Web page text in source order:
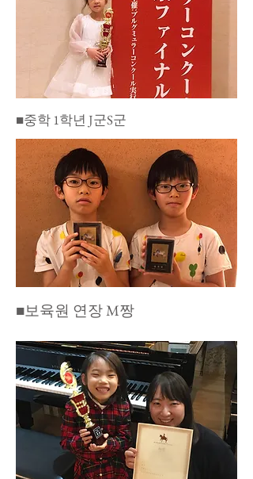
​■중학 1학년 J군S군
​■보육원 연장 M짱